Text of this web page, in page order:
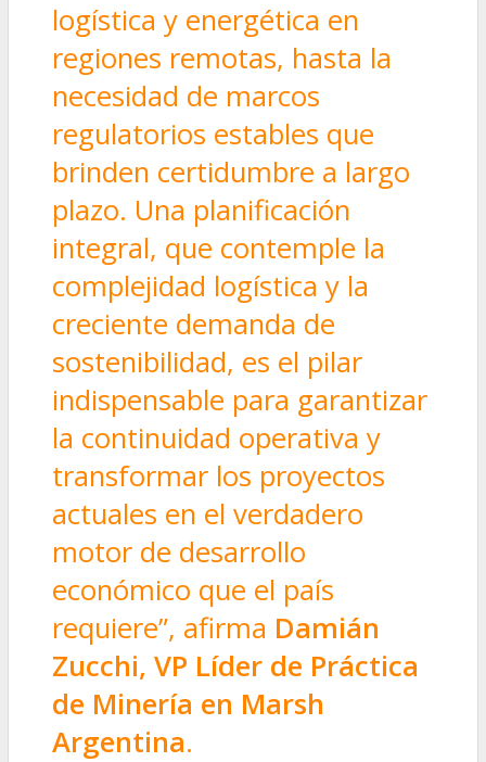
logística y energética en
regiones remotas, hasta la
necesidad de marcos
regulatorios estables que
brinden certidumbre a largo
plazo. Una planificación
integral, que contemple la
complejidad logística y la
creciente demanda de
sostenibilidad, es el pilar
indispensable para garantizar
la continuidad operativa y
transformar los proyectos
actuales en el verdadero
motor de desarrollo
económico que el país
requiere”, afirma Damián
Zucchi, VP Líder de Práctica
de Minería en Marsh
Argentina.